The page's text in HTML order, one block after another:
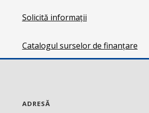
Solicită informații
Catalogul surselor de finanțare
ADRESĂ